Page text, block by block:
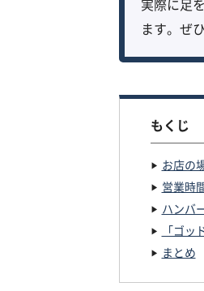
実際に足
ます。ぜ
もくじ
お店の
営業時
ハンバ
「ゴ
まとめ